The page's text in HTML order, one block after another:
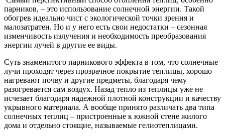
парников, – это использование солнечной энергии. Такой
обогрев идеально чист с экологической точки зрения и
малозатратен. Но и у него есть свои недостатки – сезонная
изменчивость излучения и необходимость преобразования
энергии лучей в другие ее виды.
Суть знаменитого парникового эффекта в том, что солнечные
лучи проходят через прозрачное покрытие теплицы, хорошо
нагревают почву и другие предметы, благодаря чему
разогревается сам воздух. Назад тепло из теплицы уже не
исчезает благодаря надежной плотной конструкции и качеству
укрывного материала. А вообще принято различать два типа
солнечных теплиц – пристроенные к южной стене жилого
дома и отдельно стоящие, называемые гелиотеплицами.